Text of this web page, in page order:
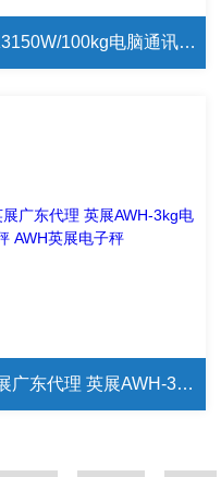
广东英展XK3150W/100kg电脑通讯电子秤
中国台湾英展广东代理 英展AWH-3kg电子秤 AWH英展电子秤